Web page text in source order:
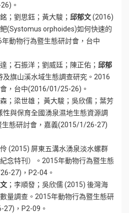
。
；劉思鈺；黃大駿； 邱郁文(2016)
(Systomus orphoides)如何快速的
動物行為暨生態研討會，台中
；石振洋；劉威廷；陳正佑； 邱郁
及旗山溪水域生態調查研究。2016
，台中(2016/01/25-26)。
；梁世雄； 黃大駿；吳欣儒；葉芳
與保育全國湧泉濕地生態資源調
生態研討會，嘉義(2015/1/26-27)
(2015) 屏東五溝水湧泉淡水螺群
念特刊）。2015年動物行為暨生態
27)，P2-04。
；李順發；吳欣儒 (2015) 後灣海
量調查。2015年動物行為暨生態研
，P2-09。